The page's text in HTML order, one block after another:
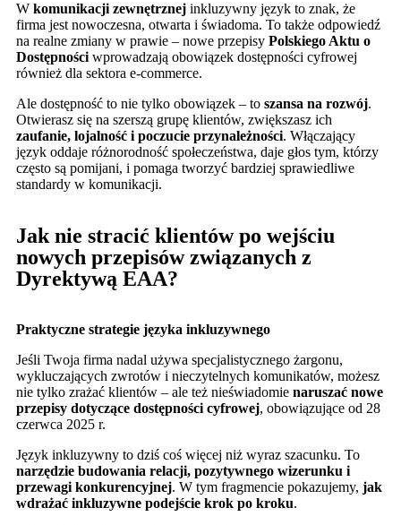
W komunikacji zewnętrznej inkluzywny język to znak, że
firma jest nowoczesna, otwarta i świadoma. To także odpowiedź
na realne zmiany w prawie – nowe przepisy Polskiego Aktu o
Dostępnościwprowadzają obowiązek dostępności cyfrowej
również dla sektora e-commerce.
Ale dostępność to nie tylko obowiązek – to szansa na rozwój.
Otwierasz się na szerszą grupę klientów, zwiększasz ich
zaufanie, lojalność i poczucie przynależności. Włączający
język oddaje różnorodność społeczeństwa, daje głos tym, którzy
często są pomijani, i pomaga tworzyć bardziej sprawiedliwe
standardy w komunikacji.
Jak nie stracić klientów po wejściu
nowych przepisów związanych z
Dyrektywą EAA?
Praktyczne strategie języka inkluzywnego
Jeśli Twoja firma nadal używa specjalistycznego żargonu,
wykluczających zwrotów i nieczytelnych komunikatów, możesz
nie tylko zrażać klientów – ale też nieświadomie naruszać nowe
przepisy dotyczące dostępności cyfrowej, obowiązujące od 28
czerwca 2025 r.
Język inkluzywny to dziś coś więcej niż wyraz szacunku. To
narzędzie budowania relacji, pozytywnego wizerunku i
przewagi konkurencyjnej. W tym fragmencie pokazujemy, jak
wdrażać inkluzywne podejście krok po kroku.